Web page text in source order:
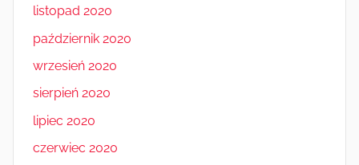
listopad 2020
październik 2020
wrzesień 2020
sierpień 2020
lipiec 2020
czerwiec 2020